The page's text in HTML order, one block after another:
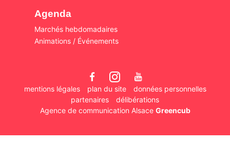
Agenda
Marchés hebdomadaires
Animations / Événements
mentions légales plan du site
données personnelles
partenaires
délibérations
Agence de communication Alsace Greencub